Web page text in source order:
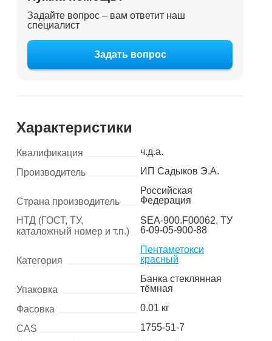
Задайте вопрос – вам ответит наш
специалист
Задать вопрос
Характеристики
Квалификация
ч.д.а.
Производитель
ИП Садыков Э.А.
Страна производитель
Российская
Федерация
НТД (ГОСТ, ТУ,
каталожный номер и т.п.)
SEA-900.F00062, ТУ
6-09-05-900-88
Категория
Пентаметокси
красный
Упаковка
Банка стеклянная
тёмная
Фасовка
0.01 кг
CAS
1755-51-7